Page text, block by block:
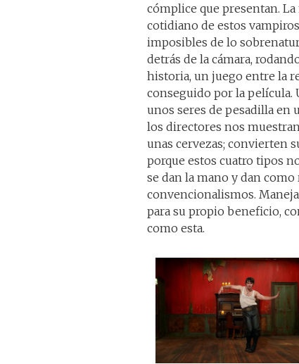
cómplice que presentan.
cotidiano de estos
imposibles de lo
detrás de la cámara,
historia, un juego entre la
conseguido por la película.
unos seres de pesadilla en
los directores nos
unas cervezas; convierten
porque estos cuatro tipos
se dan la mano y dan
convencionalismos.
para su propio beneficio,
como esta.